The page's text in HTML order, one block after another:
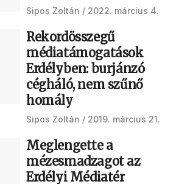
Sipos Zoltán 2022. március 4.
Rekordösszegű
médiatámogatások
Erdélyben: burjánzó
cégháló, nem szűnő
homály
Sipos Zoltán 2019. március 21.
Meglengette a
mézesmadzagot az
Erdélyi Médiatér